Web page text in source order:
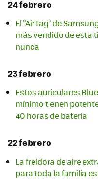
24 febrero
El "AirTag" de
más vendido de esta
nunca
23 febrero
Estos auriculares
mínimo tienen
40 horas de batería
22 febrero
La freidora de aire
para toda la familia